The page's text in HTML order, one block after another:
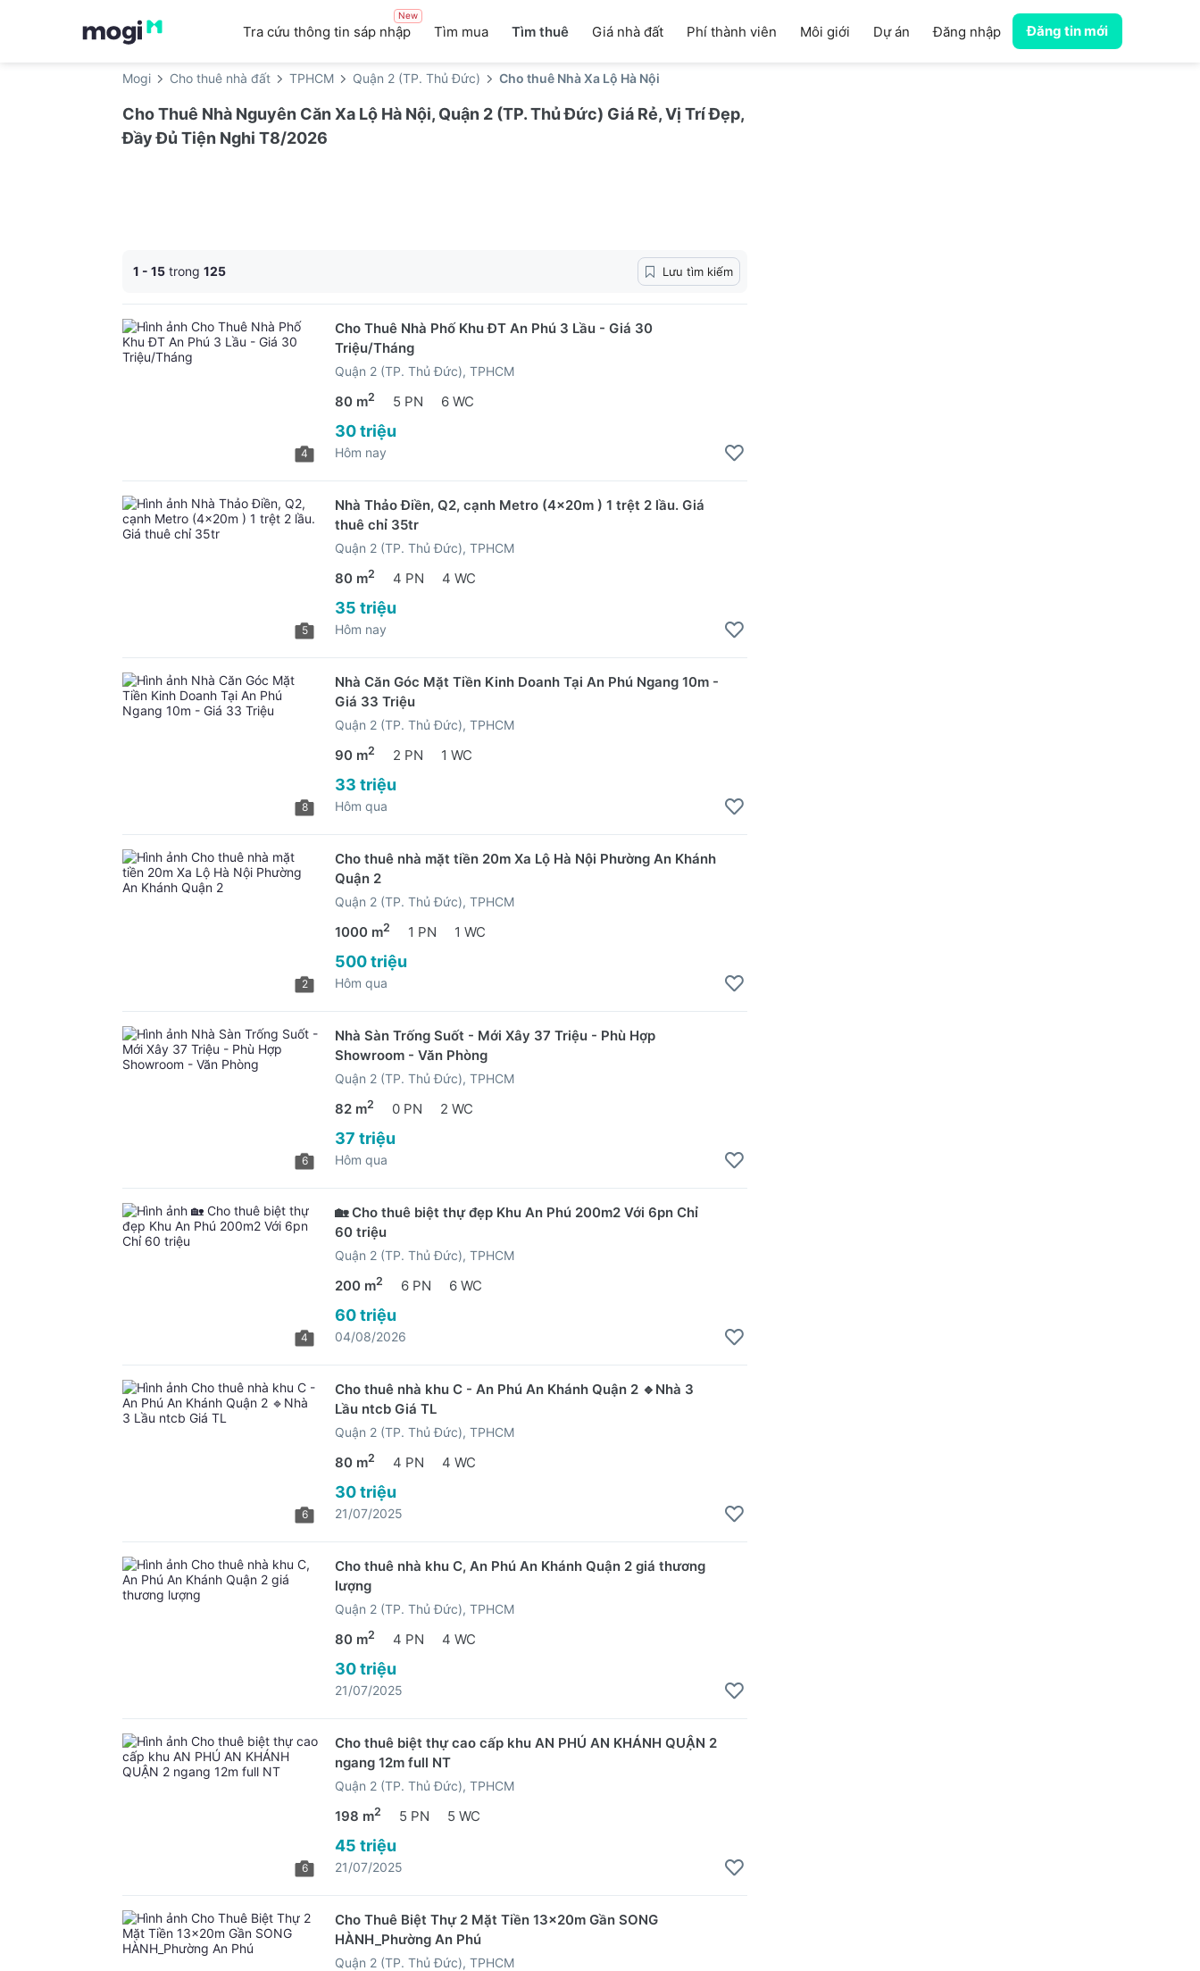
Tra cứu thông tin sáp nhập
New
Tìm mua Tìm thuê Giá nhà đất Phí thành viên Môi giới Dự án Đăng nhập Đăng tin mới
Mogi Cho thuê nhà đất TPHCM Quận 2 (TP. Thủ Đức) Cho thuê Nhà Xa Lộ Hà Nội
Cho Thuê Nhà Nguyên Căn Xa Lộ Hà Nội, Quận 2 (TP. Thủ Đức) Giá Rẻ, Vị Trí Đẹp,
Đầy Đủ Tiện Nghi T8/2026
1 - 15 trong 125 Lưu tìm kiếm
4
Cho Thuê Nhà Phố Khu ĐT An Phú 3 Lầu - Giá 30
Triệu/Tháng
Quận 2 (TP. Thủ Đức), TPHCM
80 m2 5 PN 6 WC
30 triệu
Hôm nay
5
Nhà Thảo Điền, Q2, cạnh Metro (4x20m ) 1 trệt 2 lầu. Giá
thuê chỉ 35tr
Quận 2 (TP. Thủ Đức), TPHCM
80 m2 4 PN 4 WC
35 triệu
Hôm nay
8
Nhà Căn Góc Mặt Tiền Kinh Doanh Tại An Phú Ngang 10m -
Giá 33 Triệu
Quận 2 (TP. Thủ Đức), TPHCM
90 m2 2 PN 1 WC
33 triệu
Hôm qua
2
Cho thuê nhà mặt tiền 20m Xa Lộ Hà Nội Phường An Khánh
Quận 2
Quận 2 (TP. Thủ Đức), TPHCM
1000 m2 1 PN 1 WC
500 triệu
Hôm qua
6
Nhà Sàn Trống Suốt - Mới Xây 37 Triệu - Phù Hợp
Showroom - Văn Phòng
Quận 2 (TP. Thủ Đức), TPHCM
82 m2 0 PN 2 WC
37 triệu
Hôm qua
4
🏡 Cho thuê biệt thự đẹp Khu An Phú 200m2 Với 6pn Chỉ
60 triệu
Quận 2 (TP. Thủ Đức), TPHCM
200 m2 6 PN 6 WC
60 triệu
04/08/2026
6
Cho thuê nhà khu C - An Phú An Khánh Quận 2 🔹Nhà 3
Lầu ntcb Giá TL
Quận 2 (TP. Thủ Đức), TPHCM
80 m2 4 PN 4 WC
30 triệu
21/07/2025
Cho thuê nhà khu C, An Phú An Khánh Quận 2 giá thương
lượng
Quận 2 (TP. Thủ Đức), TPHCM
80 m2 4 PN 4 WC
30 triệu
21/07/2025
6
Cho thuê biệt thự cao cấp khu AN PHÚ AN KHÁNH QUẬN 2
ngang 12m full NT
Quận 2 (TP. Thủ Đức), TPHCM
198 m2 5 PN 5 WC
45 triệu
21/07/2025
Cho Thuê Biệt Thự 2 Mặt Tiền 13x20m Gần SONG
HÀNH_Phường An Phú
Quận 2 (TP. Thủ Đức), TPHCM